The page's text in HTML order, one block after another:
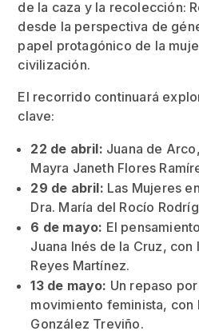
de la caza y la recolección:
desde la perspectiva de
papel protagónico de la
civilización.
El recorrido continuará
clave:
22 de abril: Juana de
Mayra Janeth Flores
29 de abril: Las Mujeres
Dra. María del Rocío
6 de mayo: El
Juana Inés de la Cruz, con
Reyes Martínez.
13 de mayo: Un repaso
movimiento feminista, con
González Treviño.